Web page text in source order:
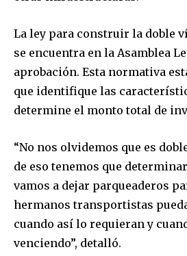
La ley para construir la doble
se encuentra en la Asamblea
aprobación. Esta normativa
que identifique las
determine el monto total de
“No nos olvidemos que es
de eso tenemos que
vamos a dejar parqueaderos
hermanos transportistas
cuando así lo requieran y
venciendo”, detalló.